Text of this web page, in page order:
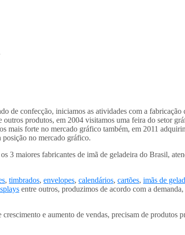
de confecção, iniciamos as atividades com a
produtos, em 2004 visitamos uma feira do setor
mais forte no mercado gráfico também, em 2011
posição no mercado gráfico.
3 maiores fabricantes de imã de geladeira do Brasil,
, timbrados, envelopes, calendários, cartões, imãs de
entre outros, produzimos de acordo com a
e aumento de vendas, precisam de